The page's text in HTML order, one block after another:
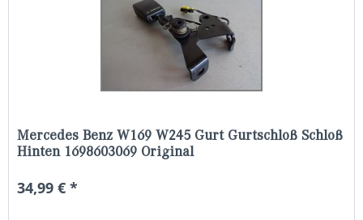
Mercedes Benz W169 W245 Gurt Gurtschloß Schloß
Hinten 1698603069 Original
34,99 € *